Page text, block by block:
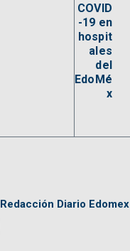
COVID
-19 en
hospit
ales
del
EdoMé
x
Redacción Diario Edomex